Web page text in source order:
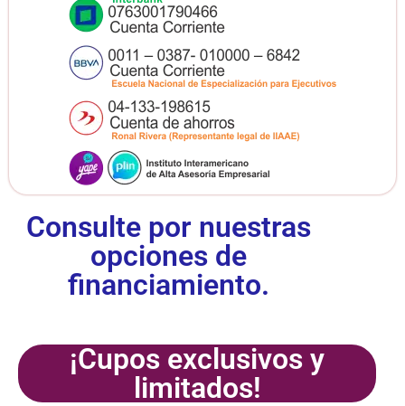
Consulte por nuestras
opciones de
financiamiento.
¡Cupos exclusivos y
limitados!